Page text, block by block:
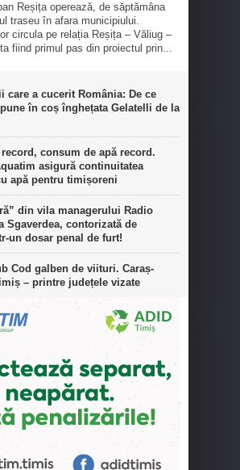
Reșița operează, de săptămâna
traseu în afara municipiului.
circula pe relația Reșița – Văliug –
fiind primul pas din proiectul prin...
care a cucerit România: De ce
în coș înghețata Gelatelli de la
consum de apă record.
asigură continuitatea
apă pentru timișoreni
din vila managerului Radio
Sgaverdea, contorizată de
un dosar penal de furt!
Cod galben de viituri. Caraș-
– printre județele vizate